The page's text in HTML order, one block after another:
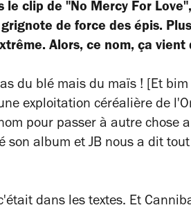
le clip de "No Mercy For
de force des épis. Plus
Alors, ce nom, ça vient
du blé mais du maïs !
[Et
exploitation céréalière de
pour passer à autre chose
son album et JB nous a dit
dans les textes. Et